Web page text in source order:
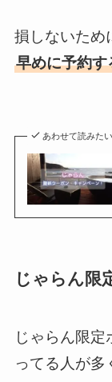
損しないため
早めに予約す
あわせて読みたい
じゃらん限
じゃらん限
ってる人が多